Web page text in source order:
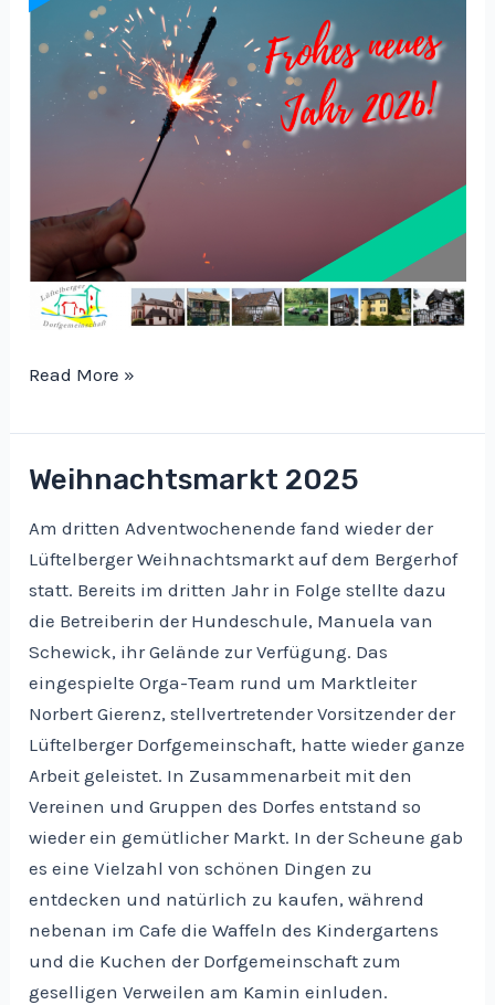
Frohes
Jahr
Read More »
Weihnachtsmarkt 2025
Am dritten Adventwochenende fand wieder der
Lüftelberger Weihnachtsmarkt auf dem Bergerhof
statt. Bereits im dritten Jahr in Folge stellte dazu
die Betreiberin der Hundeschule, Manuela van
Schewick, ihr Gelände zur Verfügung. Das
eingespielte Orga-Team rund um Marktleiter
Norbert Gierenz, stellvertretender Vorsitzender der
Lüftelberger Dorfgemeinschaft, hatte wieder ganze
Arbeit geleistet. In Zusammenarbeit mit den
Vereinen und Gruppen des Dorfes entstand so
wieder ein gemütlicher Markt. In der Scheune gab
es eine Vielzahl von schönen Dingen zu
entdecken und natürlich zu kaufen, während
nebenan im Cafe die Waffeln des Kindergartens
und die Kuchen der Dorfgemeinschaft zum
geselligen Verweilen am Kamin einluden.